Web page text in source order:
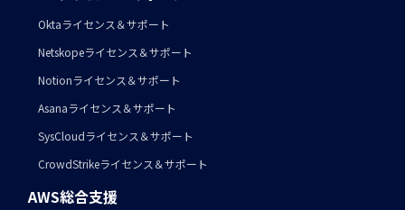
Oktaライセンス＆サポート
Netskopeライセンス＆サポート
Notionライセンス＆サポート
Asanaライセンス＆サポート
SysCloudライセンス＆サポート
CrowdStrikeライセンス＆サポート
AWS総合支援